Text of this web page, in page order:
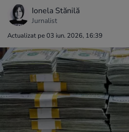
Ionela Stănilă
Jurnalist
Actualizat pe 03 iun. 2026, 16:39